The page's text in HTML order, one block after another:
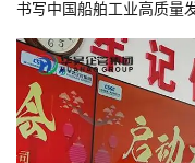
书写中国船舶工业高质量